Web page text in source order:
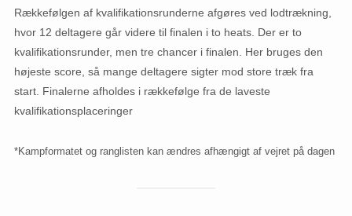
Rækkefølgen af ​​kvalifikationsrunderne afgøres ved lodtrækning,
hvor 12 deltagere går videre til finalen i to heats. Der er to
kvalifikationsrunder, men tre chancer i finalen. Her bruges den
højeste score, så mange deltagere sigter mod store træk fra
start. Finalerne afholdes i rækkefølge fra de laveste
kvalifikationsplaceringer
*Kampformatet og ranglisten kan ændres afhængigt af vejret på dagen